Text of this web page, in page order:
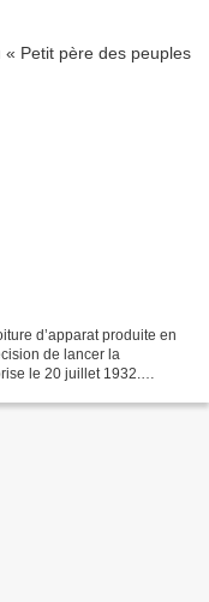
d’apparat produite en
de lancer la
le 20 juillet 1932.